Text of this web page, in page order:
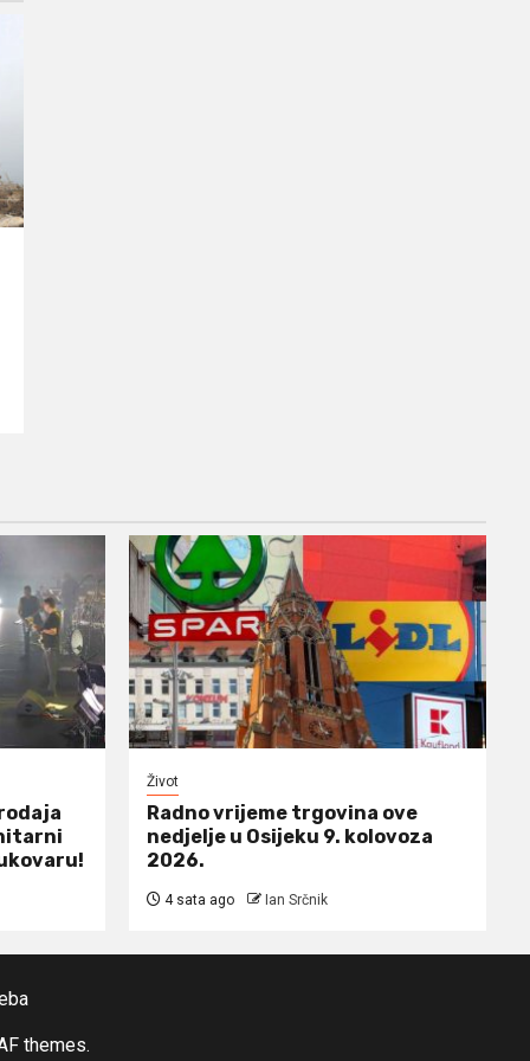
Život
Radno vrijeme trgovina ove
nedjelje u Osijeku 9. kolovoza
2026.
4 sata ago Ian Srčnik
themes.